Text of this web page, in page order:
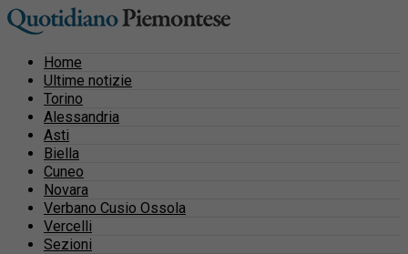
Home
Ultime notizie
Torino
Alessandria
Asti
Biella
Cuneo
Novara
Verbano Cusio Ossola
Vercelli
Sezioni